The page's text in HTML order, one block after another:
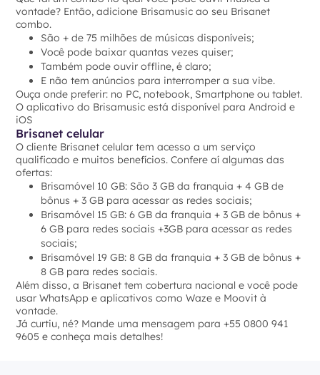
vontade? Então, adicione Brisamusic ao seu Brisanet
combo.
São + de 75 milhões de músicas disponíveis;
Você pode baixar quantas vezes quiser;
Também pode ouvir offline, é claro;
E não tem anúncios para interromper a sua vibe.
Ouça onde preferir: no PC, notebook, Smartphone ou tablet.
O aplicativo do Brisamusic está disponível para Android e
iOS
Brisanet celular
O cliente Brisanet celular tem acesso a um serviço
qualificado e muitos benefícios. Confere aí algumas das
ofertas:
Brisamóvel 10 GB: São 3 GB da franquia + 4 GB de
bônus + 3 GB para acessar as redes sociais;
Brisamóvel 15 GB: 6 GB da franquia + 3 GB de bônus +
6 GB para redes sociais +3GB para acessar as redes
sociais;
Brisamóvel 19 GB: 8 GB da franquia + 3 GB de bônus +
8 GB para redes sociais.
Além disso, a Brisanet tem cobertura nacional e você pode
usar WhatsApp e aplicativos como Waze e Moovit à
vontade.
Já curtiu, né? Mande uma mensagem para +55 0800 941
9605 e conheça mais detalhes!